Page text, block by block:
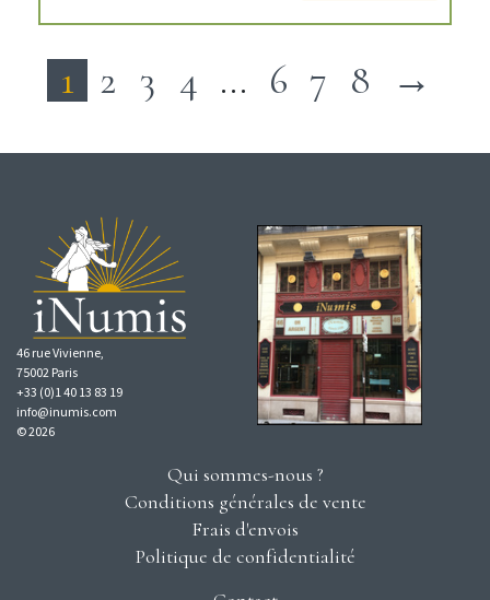
1 2 3 4 … 6 7 8 →
46 rue Vivienne,
75002 Paris
+33 (0)1 40 13 83 19
info@inumis.com
© 2026
Qui sommes-nous ?
Conditions générales de vente
Frais d'envois
Politique de confidentialité